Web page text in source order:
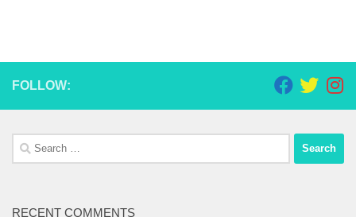
FOLLOW:
Search
for:
RECENT COMMENTS